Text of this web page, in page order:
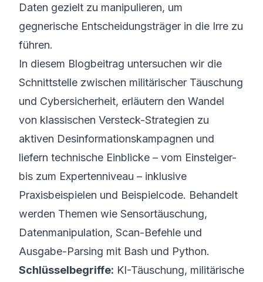
Daten gezielt zu manipulieren, um
gegnerische Entscheidungsträger in die Irre zu
führen.
In diesem Blogbeitrag untersuchen wir die
Schnittstelle zwischen militärischer Täuschung
und Cybersicherheit, erläutern den Wandel
von klassischen Versteck-Strategien zu
aktiven Desinformationskampagnen und
liefern technische Einblicke – vom Einsteiger-
bis zum Expertenniveau – inklusive
Praxisbeispielen und Beispielcode. Behandelt
werden Themen wie Sensortäuschung,
Datenmanipulation, Scan-Befehle und
Ausgabe-Parsing mit Bash und Python.
Schlüsselbegriffe: KI-Täuschung, militärische